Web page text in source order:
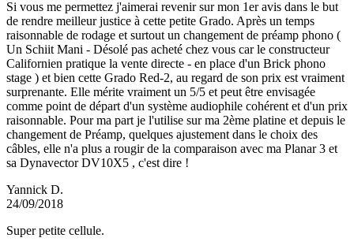
Si vous me permettez j'aimerai revenir sur mon 1er avis dans le but
de rendre meilleur justice à cette petite Grado. Après un temps
raisonnable de rodage et surtout un changement de préamp phono (
Un Schiit Mani - Désolé pas acheté chez vous car le constructeur
Californien pratique la vente directe - en place d'un Brick phono
stage ) et bien cette Grado Red-2, au regard de son prix est vraiment
surprenante. Elle mérite vraiment un 5/5 et peut être envisagée
comme point de départ d'un système audiophile cohérent et d'un prix
raisonnable. Pour ma part je l'utilise sur ma 2ème platine et depuis le
changement de Préamp, quelques ajustement dans le choix des
câbles, elle n'a plus a rougir de la comparaison avec ma Planar 3 et
sa Dynavector DV10X5 , c'est dire !
Yannick D.
24/09/2018
Super petite cellule.